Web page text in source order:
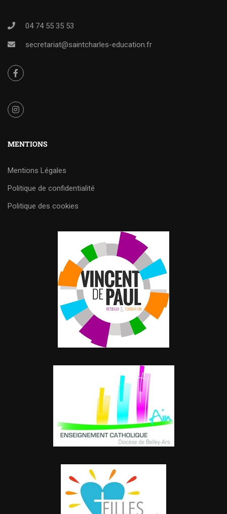
04 74 55 35 53
secretariat@saintcharles-education.fr
MENTIONS
Mentions Légales
Politique de confidentialité
Politique des cookies